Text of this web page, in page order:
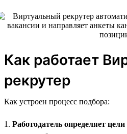
Как работает
рекрутер
Как устроен процесс подбора:
1. Работодатель определяет